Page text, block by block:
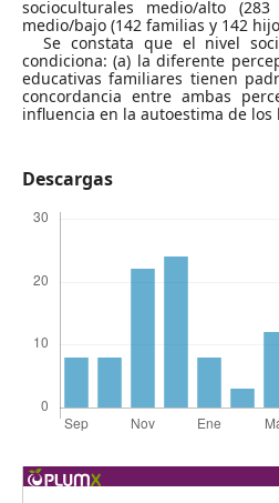
socioculturales medio/alto
medio/bajo (142 familias y 142
Se constata que el nivel
condiciona: (a) la diferente
educativas familiares tienen
concordancia entre ambas
influencia en la autoestima de los
Descargas